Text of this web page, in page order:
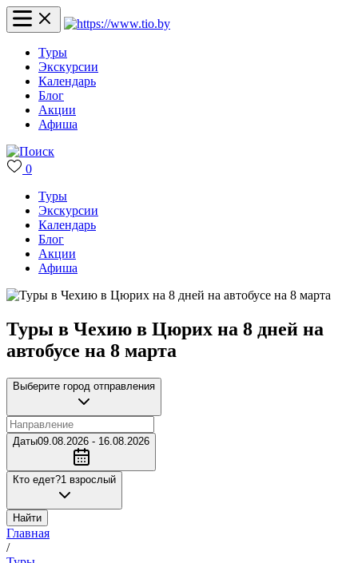
Туры
Экскурсии
Календарь
Блог
Акции
Афиша
0
Туры
Экскурсии
Календарь
Блог
Акции
Афиша
Туры в Чехию в Цюрих на 8 дней на
автобусе на 8 марта
Выберите город отправления
Даты09.08.2026 - 16.08.2026
Кто едет?1 взрослый
Найти
Главная
/